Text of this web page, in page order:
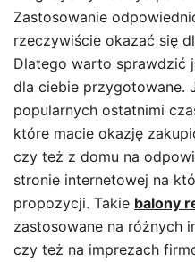
Zastosowanie
rzeczywiście okazać się
Dlatego warto sprawdzić
dla ciebie przygotowane.
popularnych ostatnimi
które macie okazję
czy też z domu na
stronie internetowej na
propozycji. Takie balony
zastosowane na różnych
czy też na imprezach